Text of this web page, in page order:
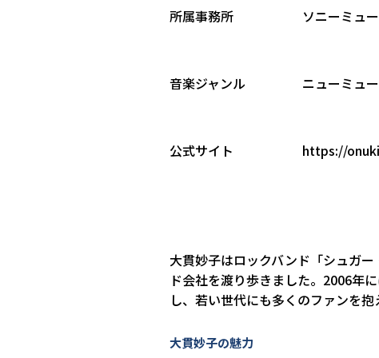
所属事務所 ソニーミュ
音楽ジャンル ニューミュ
公式サイト https://
大貫妙子はロックバンド「シュガ
ド会社を渡り歩きました。2006年
し、若い世代にも多くのファンを抱
大貫妙子の魅力